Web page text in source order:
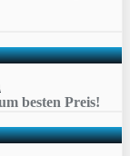
besten Preis!